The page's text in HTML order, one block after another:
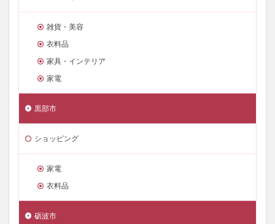
雑貨・美容
衣料品
家具・インテリア
家電
黒部市
ショッピング
家電
衣料品
砺波市